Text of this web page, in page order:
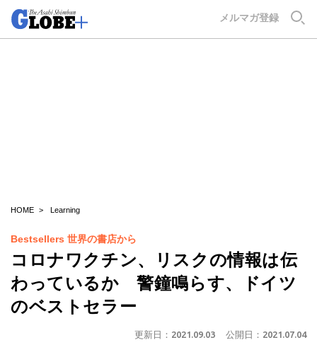
メルマガ登録
HOME Learning
Bestsellers 世界の書店から
コロナワクチン、リスクの情報は伝
わっているか 警鐘鳴らす、ドイツ
のベストセラー
更新日： 2021.09.03 公開日： 2021.07.04